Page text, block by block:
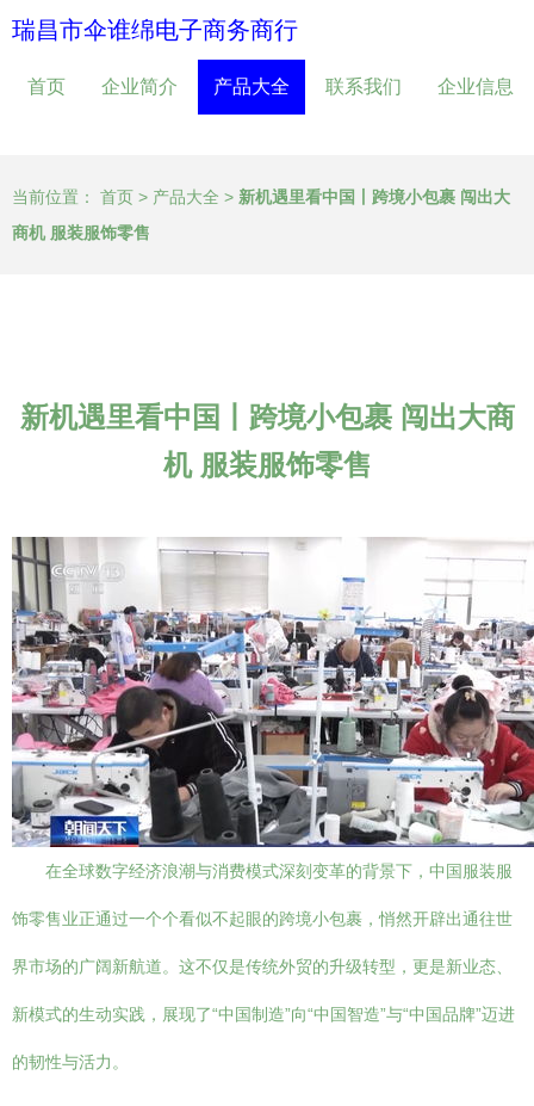
瑞昌市伞谁绵电子商务商行
首页 企业简介 产品大全 联系我们 企业信息
当前位置： 首页 > 产品大全 > 新机遇里看中国丨跨境小包裹 闯出大
商机 服装服饰零售
新机遇里看中国丨跨境小包裹 闯出大商
机 服装服饰零售
在全球数字经济浪潮与消费模式深刻变革的背景下，中国服装服
饰零售业正通过一个个看似不起眼的跨境小包裹，悄然开辟出通往世
界市场的广阔新航道。这不仅是传统外贸的升级转型，更是新业态、
新模式的生动实践，展现了“中国制造”向“中国智造”与“中国品牌”迈进
的韧性与活力。